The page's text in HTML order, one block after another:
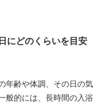
にどのくらいを目安
年齢や体調、その日の気
般的には、長時間の入浴